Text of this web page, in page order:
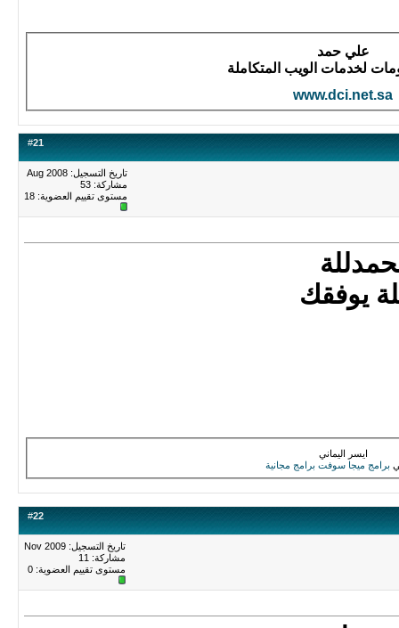
علي حمد
لخدمات الويب المتكاملة
www.dci.net.sa
#21
تاريخ التسجيل: Aug 2008
مشاركة: 53
مستوى تقييم العضوية: 18
يوفقك
ايسر اليماني
برامج ميجا سوفت برامج مجانية
#22
تاريخ التسجيل: Nov 2009
مشاركة: 11
مستوى تقييم العضوية: 0